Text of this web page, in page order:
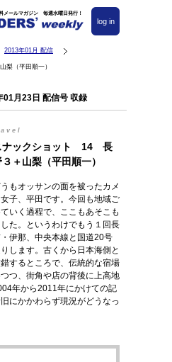
メールマガジン 毎週水曜日発行！
log in
2013年01月 配信
（平田順一）
月23日 配信号 収録
ナックショット 14 長
３＋山梨（平田順一）
うもオッサンの面を被ったカメ
子、平田です。今回も地域ご
いく過程で、ここもあそこも
た。というわけでもう１回長
伊那、中央本線と国道20号
します。古くから日本海側と
するところで、伝統的な宿場
つ、街角や店の背後に上高地
年から2011年にかけての記
にかかわらず現況がどうなっ